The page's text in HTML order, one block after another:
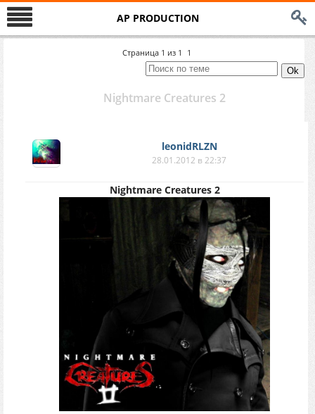
AP PRODUCTION
Страница 1 из 1 1
Nightmare Creatures 2
leonidRLZN
28.01.2012 в 22:37
Nightmare Creatures 2